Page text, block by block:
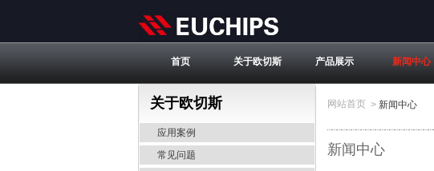
首页 关于欧切斯 产品展示 新闻中心
关于欧切斯
应用案例
常见问题
网站首页 > 新闻中心
新闻中心